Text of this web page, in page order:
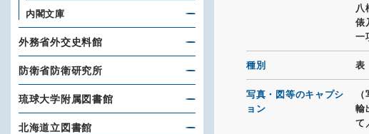
八
俵
一
種別 表
写真・図等のキャプシ
ョン
輸
て
内閣文庫
外務省外交史料館
防衛省防衛研究所
琉球大学附属図書館
北海道立図書館